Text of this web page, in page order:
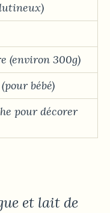
(environ 300g)
bébé)
pour décorer
et lait de